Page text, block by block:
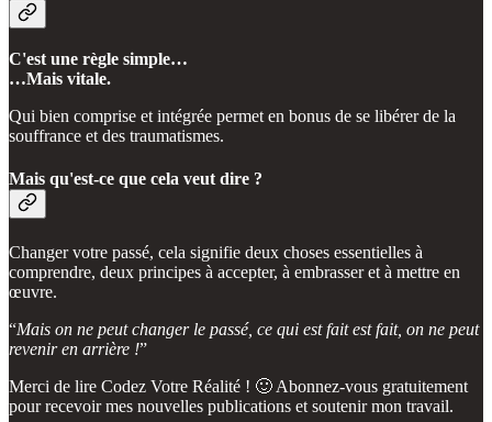
C'est une règle simple…
…Mais vitale.
Qui bien comprise et intégrée permet en bonus de se libérer de la
souffrance et des traumatismes.
Mais qu'est-ce que cela veut dire ?
Changer votre passé, cela signifie deux choses essentielles à
comprendre, deux principes à accepter, à embrasser et à mettre en
œuvre.
“Mais on ne peut changer le passé, ce qui est fait est fait, on ne peut
revenir en arrière !”
Merci de lire Codez Votre Réalité ! 🙂 Abonnez-vous gratuitement
pour recevoir mes nouvelles publications et soutenir mon travail.